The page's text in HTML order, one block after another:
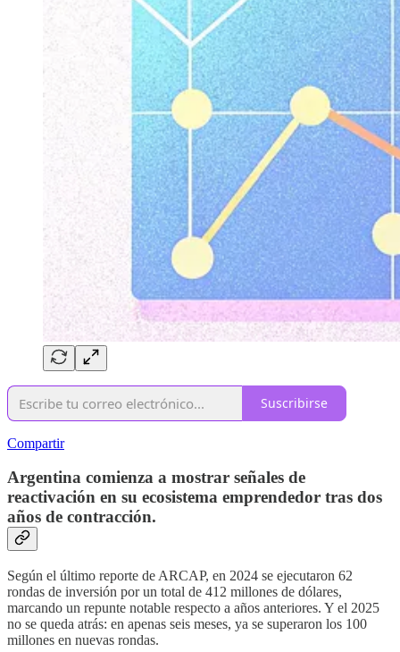
Suscribirse
Compartir
Argentina comienza a mostrar señales de
reactivación en su ecosistema emprendedor tras dos
años de contracción.
Según el último reporte de ARCAP, en 2024 se ejecutaron 62
rondas de inversión por un total de 412 millones de dólares,
marcando un repunte notable respecto a años anteriores. Y el 2025
no se queda atrás: en apenas seis meses, ya se superaron los 100
millones en nuevas rondas.